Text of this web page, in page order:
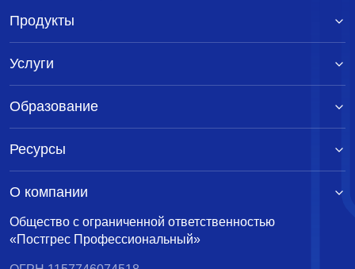
Общество с ограниченной ответственностью
«Постгрес Профессиональный»
Продукты
Услуги
Образование
Ресурсы
О компании